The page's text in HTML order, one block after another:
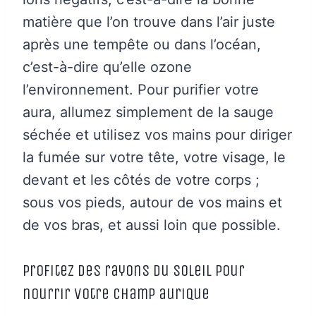
matière que l’on trouve dans l’air juste
après une tempête ou dans l’océan,
c’est-à-dire qu’elle ozone
l’environnement. Pour purifier votre
aura, allumez simplement de la sauge
séchée et utilisez vos mains pour diriger
la fumée sur votre tête, votre visage, le
devant et les côtés de votre corps ;
sous vos pieds, autour de vos mains et
de vos bras, et aussi loin que possible.
Profitez des rayons du soleil pour
nourrir votre champ aurique